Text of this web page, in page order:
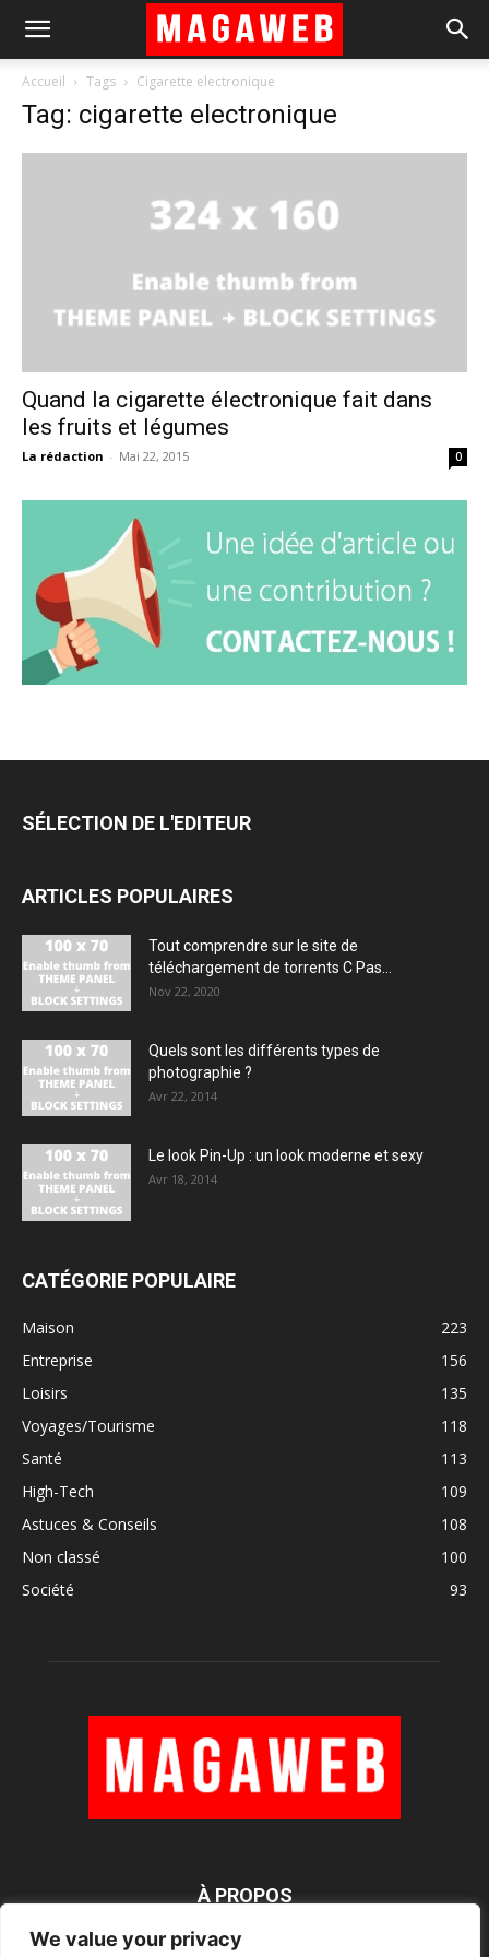
We value your privacy
Accueil Tags Cigarette electronique
Tag: cigarette electronique
Quand la cigarette électronique fait dans
les fruits et légumes
La rédaction - Mai 22, 2015 0
SÉLECTION DE L'EDITEUR
ARTICLES POPULAIRES
Tout comprendre sur le site de
téléchargement de torrents C Pas...
Nov 22, 2020
Quels sont les différents types de
photographie ?
Avr 22, 2014
Le look Pin-Up : un look moderne et sexy
Avr 18, 2014
CATÉGORIE POPULAIRE
Maison
223
Entreprise
156
Loisirs
135
Voyages/Tourisme
118
Santé
113
High-Tech
109
Astuces & Conseils
108
Non classé
100
Société
93
À PROPOS